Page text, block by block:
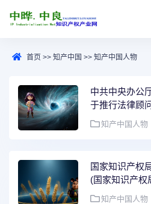
首页 >> 知产中国 >> 知产中国人物
中共中央办公
于推行法律顾
师制度的意见
30号)
知产中国人物
国家知识产权
(国家知识产权
知产中国人物